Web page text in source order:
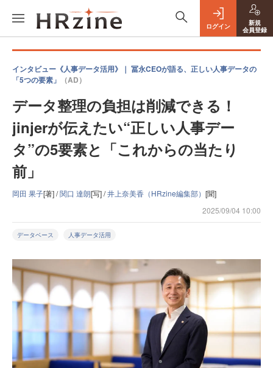
ログイン
新規
会員登録
インタビュー《人事データ活用》｜ 冨永CEOが語る、正しい人事データの
「5つの要素」
（AD）
データ整理の負担は削減できる！
jinjerが伝えたい“正しい人事デー
タ”の5要素と「これからの当たり
前」
岡田 果子[著] /関口 達朗[写] /井上奈美香（HRzine編集部） [聞]
2025/09/04 10:00
データベース 人事データ活用